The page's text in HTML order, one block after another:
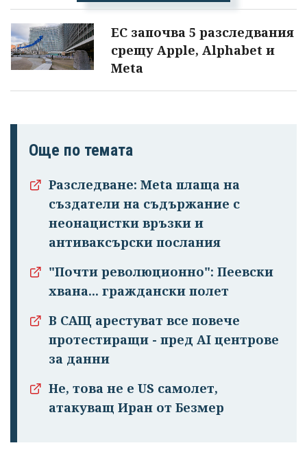
ЕС започва 5 разследвания
срещу Apple, Alphabet и
Meta
Още по темата
Разследване: Meta плаща на
създатели на съдържание с
неонацистки връзки и
антиваксърски послания
"Почти революционно": Пеевски
хвана... граждански полет
В САЩ арестуват все повече
протестиращи - пред AI центрове
за данни
Не, това не е US самолет,
атакуващ Иран от Безмер